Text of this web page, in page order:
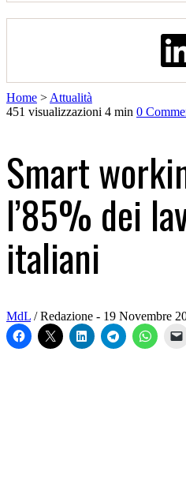
Home > Attualità
451 visualizzazioni 4 min 0
Smart
l’85% dei
italiani
MdL / Redazione - 19 Novembre